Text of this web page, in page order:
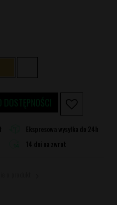
Ekspresowa wysyłka do 24h
14 dni na zwrot